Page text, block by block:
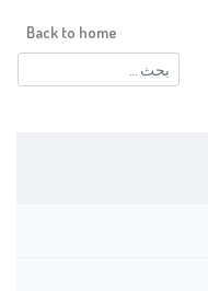
البحث
عن:
Back to home